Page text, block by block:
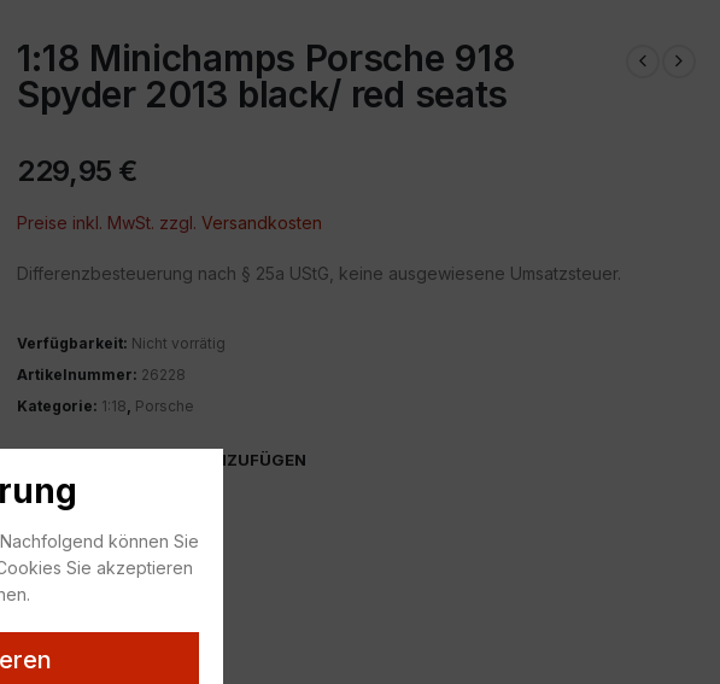
1:18 Minichamps Porsche 918
Spyder 2013 black/ red seats
229,95 €
Preise inkl. MwSt. zzgl.Versandkosten
Differenzbesteuerung nach § 25a UStG, keine ausgewiesene Umsatzsteuer.
Verfügbarkeit: Nicht vorrätig
Artikelnummer: 26228
Kategorie: 1:18, Porsche
ZUR MERKLISTE HINZUFÜGEN
können Sie
Sie akzeptieren